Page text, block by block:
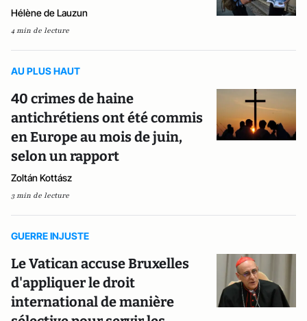
Hélène de Lauzun
4 min de lecture
AU PLUS HAUT
40 crimes de haine
antichrétiens ont été commis
en Europe au mois de juin,
selon un rapport
Zoltán Kottász
3 min de lecture
GUERRE INJUSTE
Le Vatican accuse Bruxelles
d'appliquer le droit
international de manière